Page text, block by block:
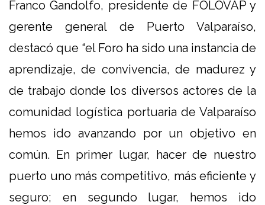
Franco Gandolfo, presidente de FOLOVAP y
gerente general de Puerto Valparaíso,
destacó que “el Foro ha sido una instancia de
aprendizaje, de convivencia, de madurez y
de trabajo donde los diversos actores de la
comunidad logística portuaria de Valparaíso
hemos ido avanzando por un objetivo en
común. En primer lugar, hacer de nuestro
puerto uno más competitivo, más eficiente y
seguro; en segundo lugar, hemos ido